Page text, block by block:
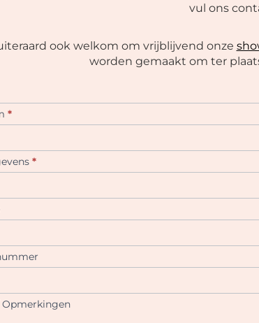
vul ons
ook welkom om vrijblijvend onze
worden gemaakt om ter
*
*
Opmerkingen